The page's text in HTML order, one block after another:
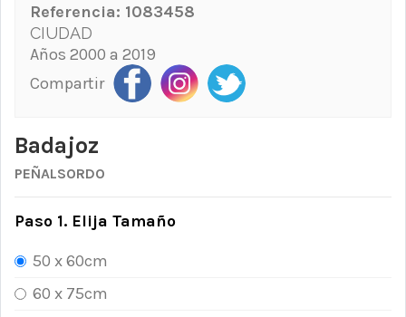
Referencia: 1083458
CIUDAD
Años 2000 a 2019
Compartir
Badajoz
PEÑALSORDO
Paso 1. Elija Tamaño
50 x 60cm
60 x 75cm